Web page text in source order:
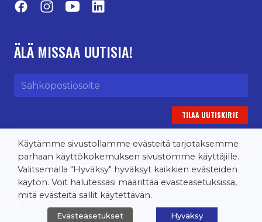
FacebookInstagramYouTube
ÄLÄ MISSAA UUTISIA!
Sähköpostiosoite
TANSSIONLINE
Käytämme sivustollamme evästeitä tarjotaksemme
parhaan käyttökokemuksen sivustomme käyttäjille.
Valitsemalla "Hyväksy" hyväksyt kaikkien evästeiden
käytön. Voit halutessasi määrittää evästeasetuksissa,
mitä evästeitä sallit käytettävän.
Evästeasetukset Hyväksy